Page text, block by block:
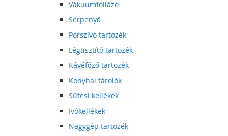
Vákuumfóliázó
Serpenyő
Porszívó tartozék
Légtisztító tartozék
Kávéfőző tartozék
Konyhai tárolók
Sütési kellékek
Ivókellékek
Nagygép tartozék